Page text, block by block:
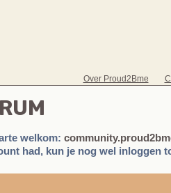
Over Proud2Bme
welkom:
had, kun je nog wel inloggen